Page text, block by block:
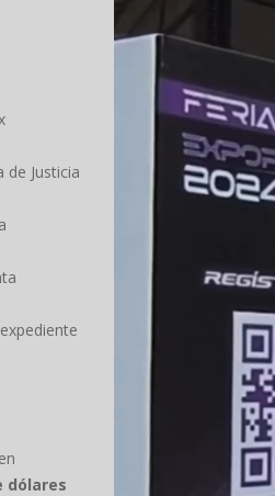
Justicia
dólares